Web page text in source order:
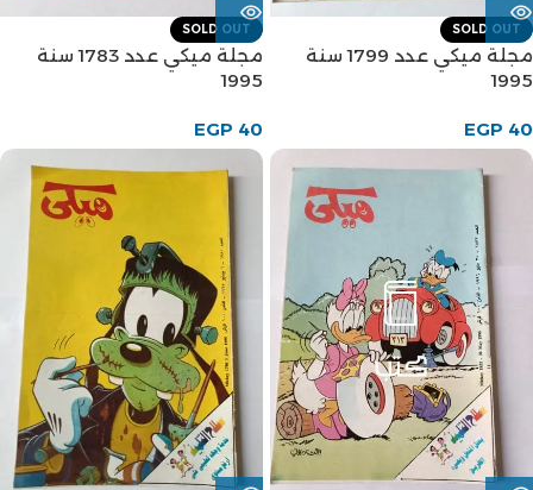
SOLD OUT
مجلة ميكي عدد 1799 سنة
1995
EGP 40
SOLD OUT
مجلة ميكي عدد 1783 سنة
1995
EGP 40